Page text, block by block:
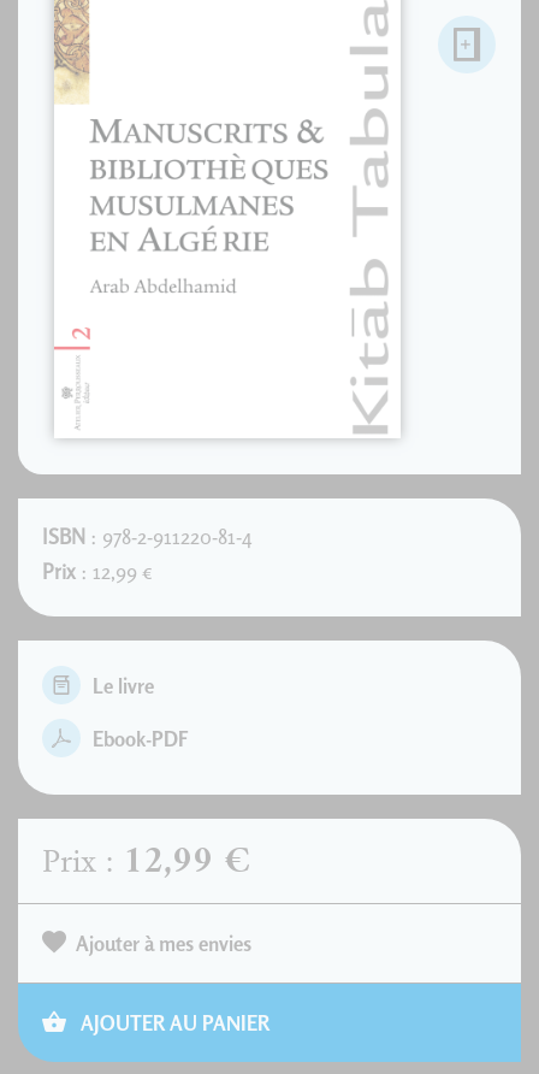
ISBN : 978-2-911220-81-4
Prix : 12,99 €
Le livre
Ebook-PDF
Prix : 12,99 €
Ajouter à mes envies
AJOUTER AU PANIER